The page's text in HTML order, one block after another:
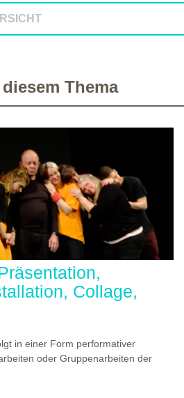
Thema
Collage,
in einer Form performativer
oder Gruppenarbeiten der